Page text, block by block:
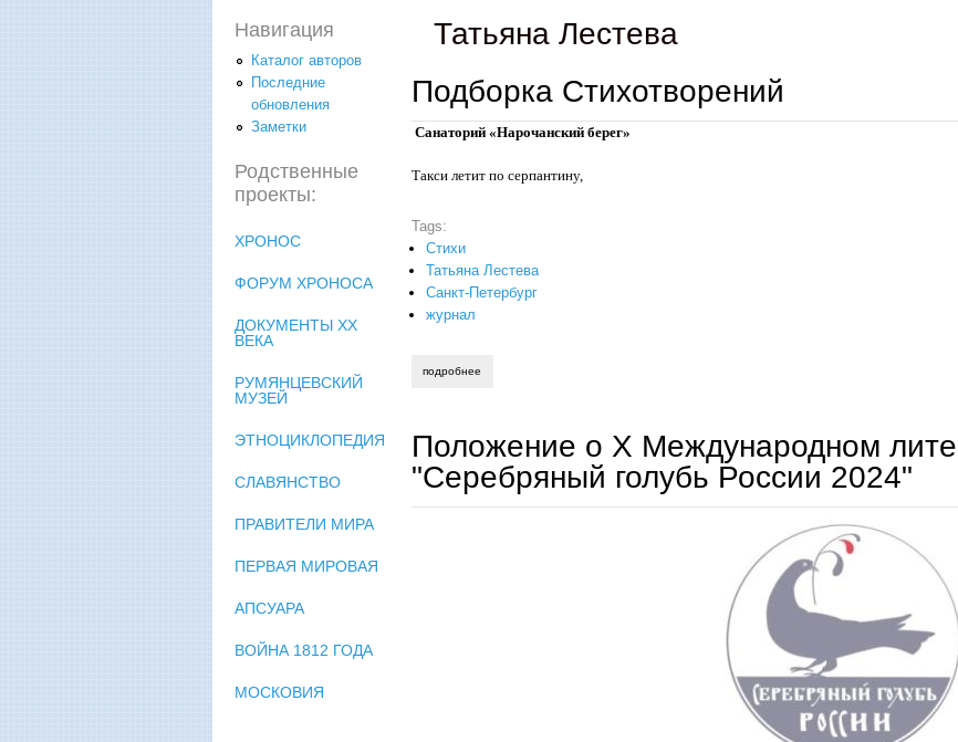
Татьяна Лестева
Подборка Стихотворений
Санаторий «Нарочанский берег»
Такси летит по серпантину,
Tags:
Стихи
Татьяна Лестева
Санкт-Петербург
журнал
подробнее
Положение о Х Международном
"Серебряный голубь России 2024"
Навигация
Каталог авторов
Последние
обновления
Заметки
Родственные
проекты:
ХРОНОС
ФОРУМ ХРОНОСА
ДОКУМЕНТЫ XX
ВЕКА
РУМЯНЦЕВСКИЙ
МУЗЕЙ
ЭТНОЦИКЛОПЕДИЯ
СЛАВЯНСТВО
ПРАВИТЕЛИ МИРА
ПЕРВАЯ МИРОВАЯ
АПСУАРА
ВОЙНА 1812 ГОДА
МОСКОВИЯ